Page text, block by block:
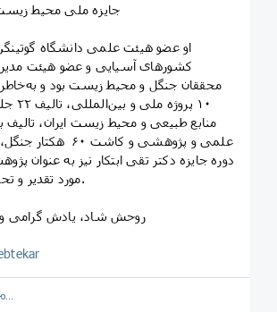
جایزه ملی محیط زیست
او عضو هیئت علمی دانشگاه گوتینگن
کشورهای آسیایی و عضو هیئت
محققان جنگل و محیط زیست بود و
۱۰
علمی و ‌پژوهشی و کاشت
دوره جایزه دکتر تقی ابتکار نیز به عنوان
مورد تقدیر و تحسین قرار گرفت.‌
روحش شاد، یادش گرامی